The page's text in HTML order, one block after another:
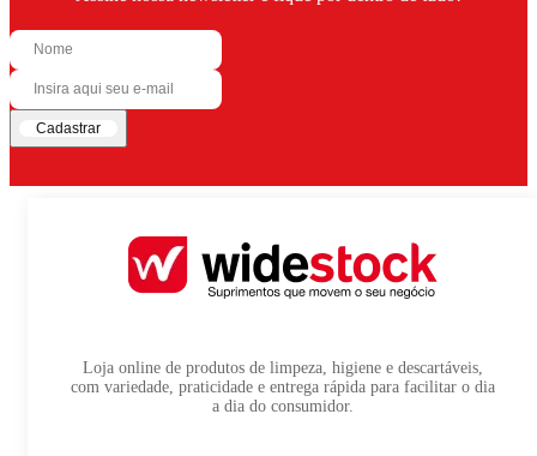
Cadastrar
Loja online de produtos de limpeza, higiene e descartáveis,
com variedade, praticidade e entrega rápida para facilitar o dia
a dia do consumidor.